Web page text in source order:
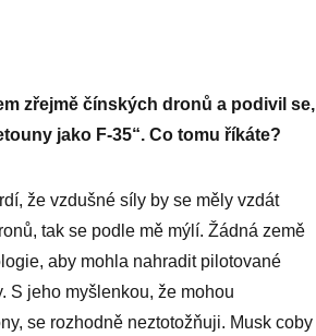
zřejmě čínských dronů a podivil se,
jako F-35“. Co tomu říkáte?
že vzdušné síly by se měly vzdát
tak se podle mě mýlí. Žádná země
aby mohla nahradit pilotované
S jeho myšlenkou, že mohou
se rozhodně neztotožňuji. Musk coby